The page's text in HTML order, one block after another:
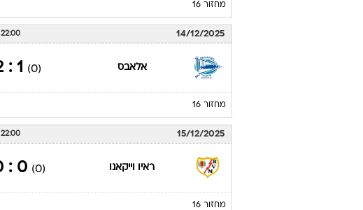
מחזור 16
14/12/2025
22:00
אלאבס (0)
1 : 2
מחזור 16
15/12/2025
22:00
ראיו וייקאנו (0)
0 : 0
מחזור 16